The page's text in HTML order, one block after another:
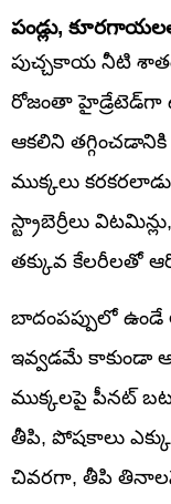
పండ్లు,
పుచ్చకాయ నీటి శాతం
రోజంతా హైడ్రేటెడ్‌గా
ఆకలిని
ముక్కలు
స్ట్రాబెర్రీలు
తక్కువ కేలరీలతో
బాదంపప్పులో ఉండే
ఇవ్వడమే కాకుండా
ముక్కలపై పీనట్
తీపి, పోషకాలు
చివరగా, తీపి